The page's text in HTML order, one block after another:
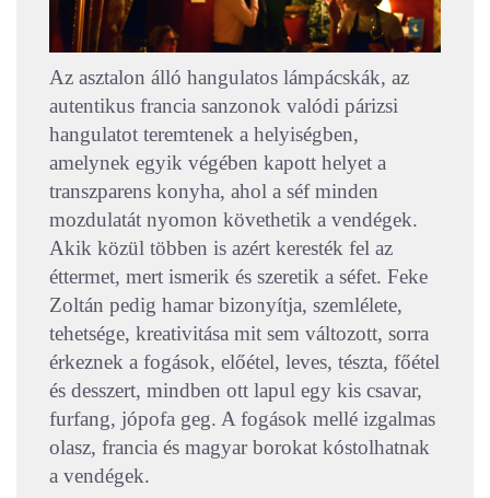
Az asztalon álló hangulatos lámpácskák, az
autentikus francia sanzonok valódi párizsi
hangulatot teremtenek a helyiségben,
amelynek egyik végében kapott helyet a
transzparens konyha, ahol a séf minden
mozdulatát nyomon követhetik a vendégek.
Akik közül többen is azért keresték fel az
éttermet, mert ismerik és szeretik a séfet. Feke
Zoltán pedig hamar bizonyítja, szemlélete,
tehetsége, kreativitása mit sem változott, sorra
érkeznek a fogások, előétel, leves, tészta, főétel
és desszert, mindben ott lapul egy kis csavar,
furfang, jópofa geg. A fogások mellé izgalmas
olasz, francia és magyar borokat kóstolhatnak
a vendégek.